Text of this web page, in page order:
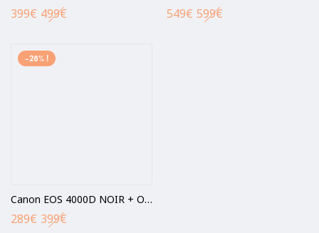
499€
399€ 599€
549€
-28% !
Canon EOS 4000D NOIR + Objectif EF-S 18-55 mm III
399€
289€